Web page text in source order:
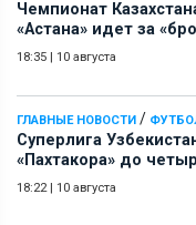
Чемпионат
«Астана» идет за
18:35 | 10 августа
ГЛАВНЫЕ НОВОСТИ /
Суперлига
«Пахтакора» до
18:22| 10 августа